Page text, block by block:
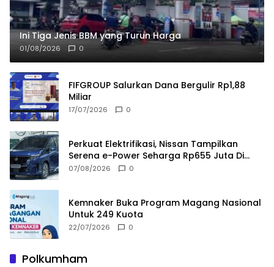
Ini Tiga Jenis BBM yang Turun Harga
01/08/2026 0
FIFGROUP Salurkan Dana Bergulir Rp1,88
Miliar
17/07/2026 0
Perkuat Elektrifikasi, Nissan Tampilkan
Serena e-Power Seharga Rp655 Juta Di
GIIAS 2026
07/08/2026 0
Kemnaker Buka Program Magang Nasional
Untuk 249 Kuota
22/07/2026 0
Polkumham